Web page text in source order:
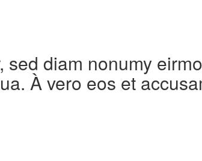
diam nonumy
À vero eos et